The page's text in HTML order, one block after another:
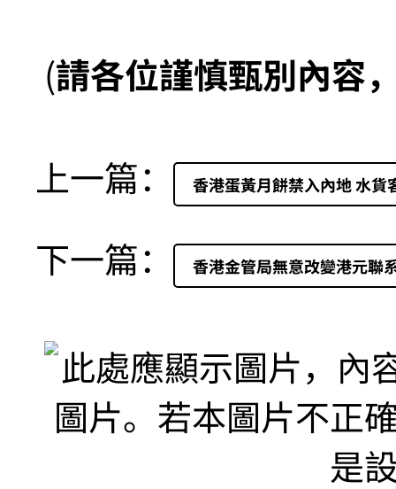
(請各位謹慎甄別內容
上一篇： 香港蛋黃月餅禁入內地 水
下一篇： 香港金管局無意改變港元聯